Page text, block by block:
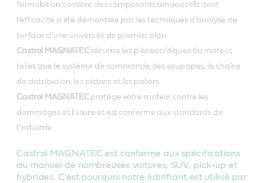
formulation contient des composants tensioactifs dont
l’efficacité a été démontrée par les techniques d’analyse de
surface d’une université de premier plan.
Castrol MAGNATECsécurise les pièces critiques du moteur,
telles que le système de commande des soupapes, la chaîne
de distribution, les pistons et les paliers.
Castrol MAGNATECprotège votre moteur contre les
dommages et l’usure et est conforme aux standards de
l’industrie.
Castrol MAGNATEC est conforme aux spécifications
du manuel de nombreuses voitures, SUV, pick-up et
hybrides. C’est pourquoi notre lubrifiant est utilisé par